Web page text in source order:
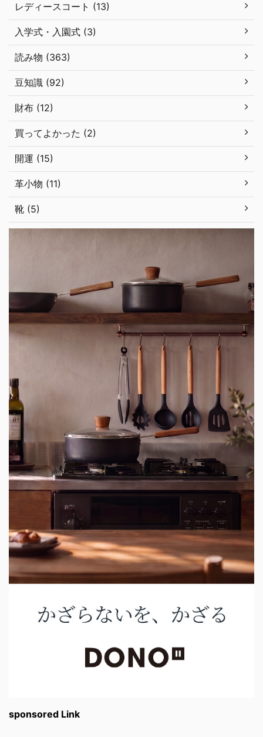
レディースコート (13)
入学式・入園式 (3)
読み物 (363)
豆知識 (92)
財布 (12)
買ってよかった (2)
開運 (15)
革小物 (11)
靴 (5)
sponsored Link